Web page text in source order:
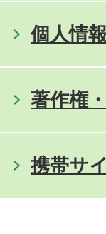
個人情
著作権
携帯サ